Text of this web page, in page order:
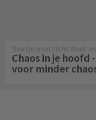
Beetje overzicht doet
Chaos in je hoofd
voor minder